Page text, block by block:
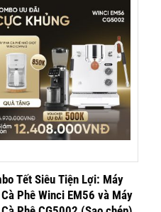
Tết Siêu Tiện Lợi: Máy
Phê Winci EM56 và Máy